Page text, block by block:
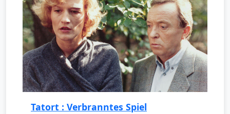
Tatort : Verbranntes Spiel